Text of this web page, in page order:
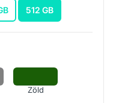
512 GB
Zöld